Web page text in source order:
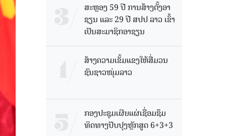
ສະຫຼອງ 59 ປີ ການສ້າງຕັ້ງອາ
ຊຽນ ແລະ 29 ປີ ສປປ ລາວ ເຂົ້າ
ເປັນສະມາຊິກອາຊຽນ
ສ້າງຄວາມເຂັ້ມແຂງໃຫ້ສື່ມວນ
ຊົນຊາວໜຸ່ມລາວ
ກອງປະຊຸມເຜີຍແຜ່ເຊື່ອມຊຶມ
ທິດທາງປັບປຸງຫຼັກສູດ 6+3+3